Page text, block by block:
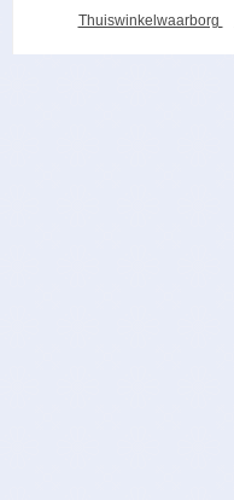
Thuiswinkelwaarborg